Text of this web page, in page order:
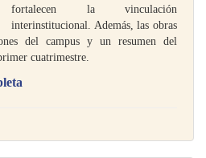
fortalecen la vinculación
interinstitucional. Además, las obras
del campus y un resumen del
cuatrimestre.